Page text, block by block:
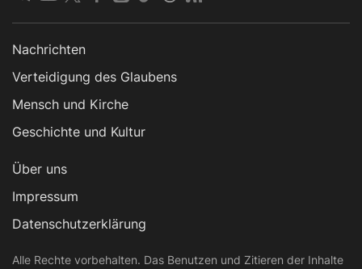
Nachrichten
Verteidigung des Glaubens
Mensch und Kirche
Geschichte und Kultur
Über uns
Impressum
Datenschutzerklärung
Alle Rechte vorbehalten. Das Benutzen und Zitieren der Inhalte